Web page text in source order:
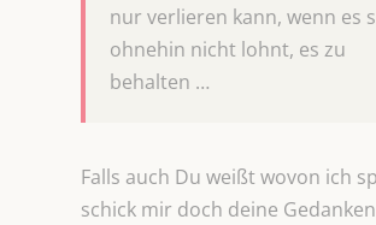
nur verlieren kann, wenn es
ohnehin nicht lohnt, es zu
behalten …
Falls auch Du weißt wovon ich
schick mir doch deine